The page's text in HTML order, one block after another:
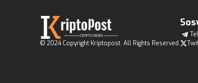
© 2024 Copyright Kriptopost. All Rights Reserved.